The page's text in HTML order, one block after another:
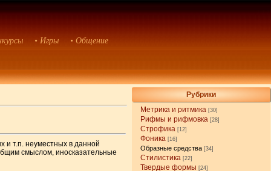
• Игры • Общение
Рубрики
Метрика и ритмика [30]
Рифмы и рифмовка [28]
Строфика [12]
Фоника [16]
Образные средства [34]
Стилистика [22]
Твердые формы [24]
и т.п. неуместных в данной
смыслом, иносказательные